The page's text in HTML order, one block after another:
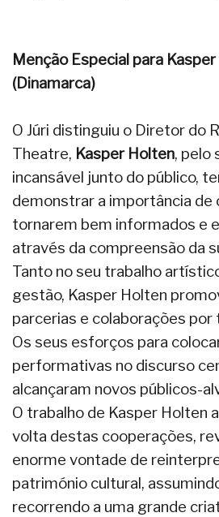
Menção Especial para
(Dinamarca)
O Júri distinguiu o Diretor do
Theatre, Kasper Holten, pelo
incansável junto do público,
demonstrar a importância de
tornarem bem informados e
através da compreensão da
Tanto no seu trabalho
gestão, Kasper Holten
parcerias e colaborações por
Os seus esforços para
performativas no discurso
alcançaram novos públicos-
O trabalho de Kasper Holten
volta destas cooperações,
enorme vontade de
património cultural,
recorrendo a uma grande